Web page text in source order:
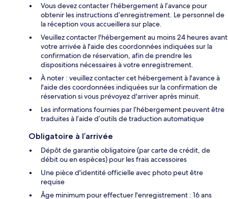
Vous devez contacter l’hébergement à l’avance pour
obtenir les instructions d’enregistrement. Le personnel de
la réception vous accueillera sur place.
Veuillez contacter l'hébergement au moins 24 heures avant
votre arrivée à l'aide des coordonnées indiquées sur la
confirmation de réservation, afin de prendre les
dispositions nécessaires à votre enregistrement.
À noter : veuillez contacter cet hébergement à l'avance à
l'aide des coordonnées indiquées sur la confirmation de
réservation si vous prévoyez d'arriver après minuit.
Les informations fournies par l’hébergement peuvent être
traduites à l’aide d’outils de traduction automatique
Obligatoire à l’arrivée
Dépôt de garantie obligatoire (par carte de crédit, de
débit ou en espèces) pour les frais accessoires
Une pièce d'identité officielle avec photo peut être
requise
Âge minimum pour effectuer l'enregistrement : 16 ans